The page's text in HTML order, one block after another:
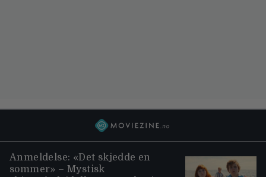
Anmeldelse: «Det skjedde en
sommer» – Mystisk